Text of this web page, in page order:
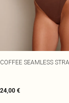
COFFEE SEAMLESS
24,00 €